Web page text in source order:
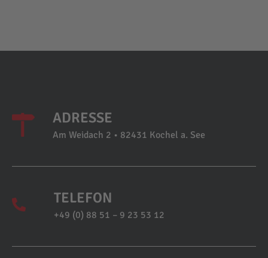
ADRESSE
Am Weidach 2 • 82431 Kochel a. See
TELEFON
+49 (0) 88 51 – 9 23 53 12